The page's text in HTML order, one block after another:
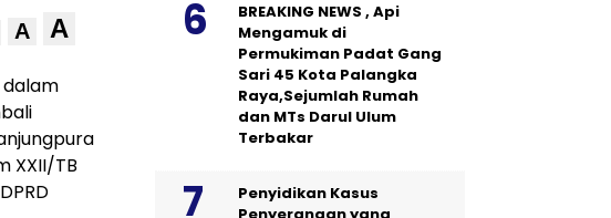
A A
dalam
XXII/TB
BREAKING NEWS , Api
Mengamuk di
Permukiman Padat Gang
Sari 45 Kota Palangka
Raya,Sejumlah Rumah
dan MTs Darul Ulum
Terbakar
Penyidikan Kasus